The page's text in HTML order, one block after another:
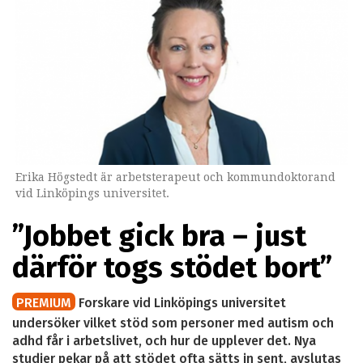
Erika Högstedt är arbetsterapeut och kommundoktorand
vid Linköpings universitet.
”Jobbet gick bra – just
därför togs stödet bort”
PREMIUM Forskare vid Linköpings universitet
undersöker vilket stöd som personer med autism och
adhd får i arbetslivet, och hur de upplever det. Nya
studier pekar på att stödet ofta sätts in sent, avslutas